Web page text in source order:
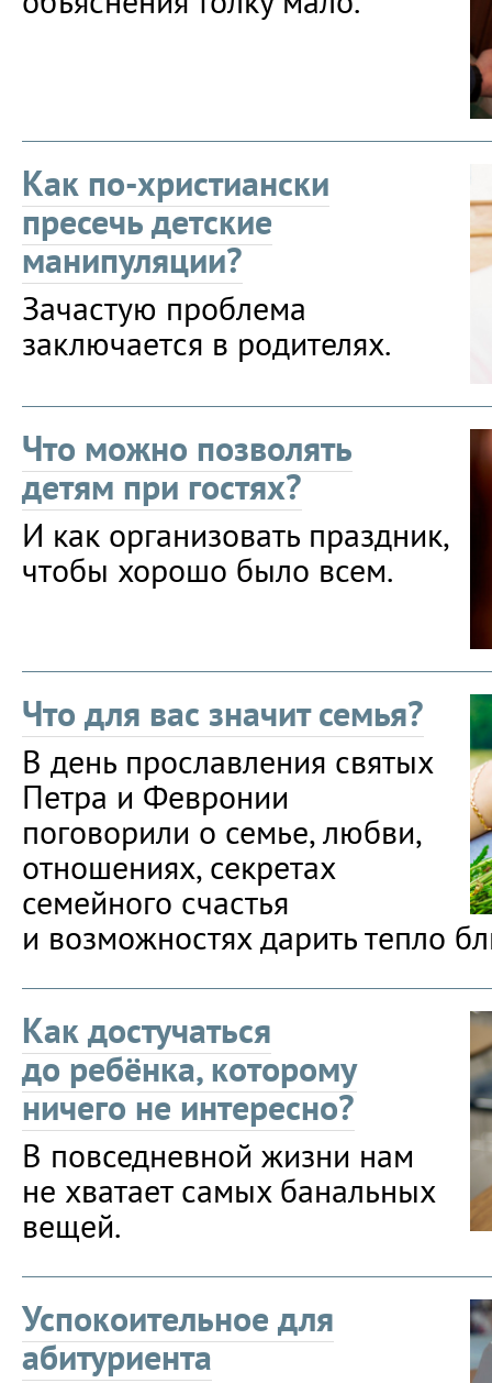
Как по-христиански
пресечь детские
манипуляции?
Зачастую проблема
заключается в родителях.
Что можно позволять
детям при гостях?
И как организовать праздник,
чтобы хорошо было всем.
Что для вас значит семья?
В день прославления святых
Петра и Февронии
поговорили о семье, любви,
отношениях, секретах
семейного счастья
и возможностях дарить тепло
Как достучаться
до ребёнка, которому
ничего не интересно?
В повседневной жизни нам
не хватает самых банальных
вещей.
Успокоительное для
абитуриента